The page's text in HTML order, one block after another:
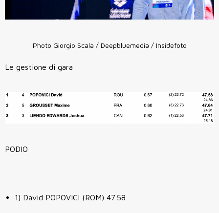
Photo Giorgio Scala / Deepbluemedia / Insidefoto
Le gestione di gara
PODIO
1) David POPOVICI (ROM) 47.58